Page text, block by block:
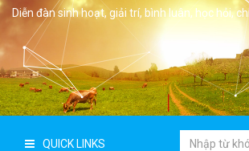
Diễn đàn sinh hoạt, giải trí, bình luân, học hỏi,
QUICK LINKS